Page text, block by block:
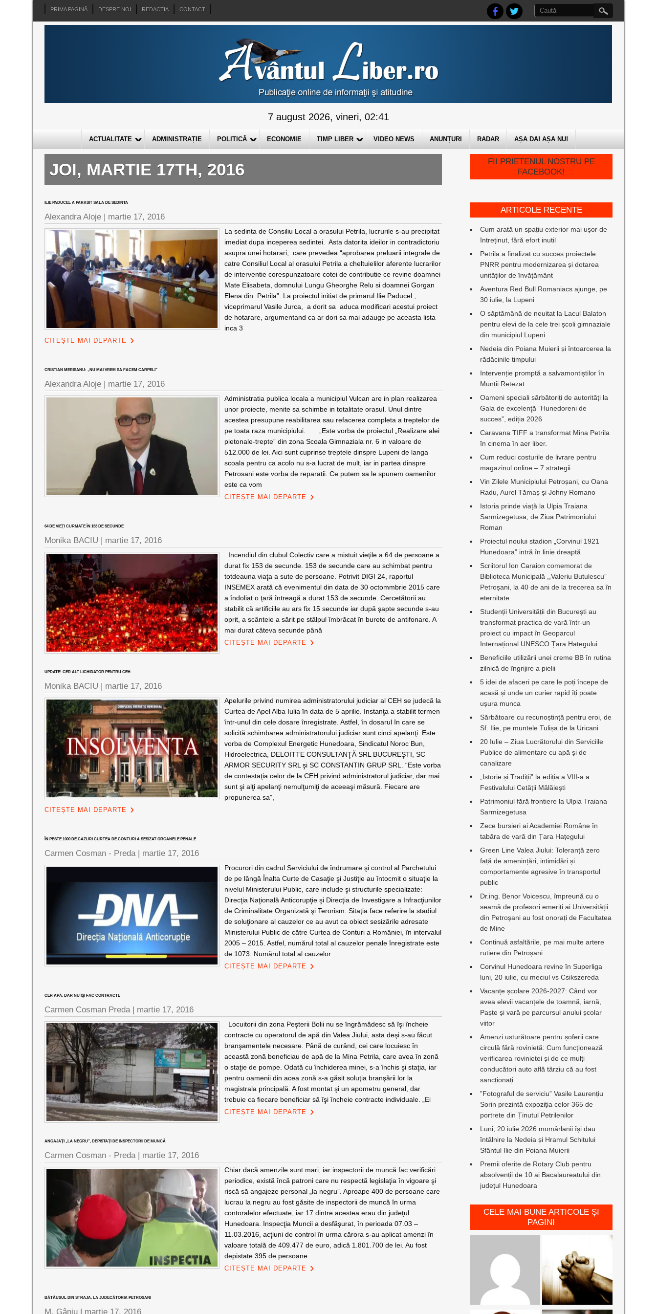
PRIMA PAGINĂ DESPRE NOI REDACTIA CONTACT
7 august 2026, vineri, 02:41
ACTUALITATE ADMINISTRAȚIE POLITICĂ ECONOMIE TIMP LIBER VIDEO NEWS ANUNȚURI RADAR AȘA DA! AȘA NU!
JOI, MARTIE 17TH, 2016
ILIE PADUCEL A PARASIT SALA DE SEDINTA
Alexandra Aloje | martie 17, 2016
La sedinta de Consiliu Local a orasului Petrila, lucrurile s-au precipitat
imediat dupa inceperea sedintei. Asta datorita ideilor in contradictoriu
asupra unei hotarari, care prevedea “aprobarea preluarii integrale de
catre Consiliul Local al orasului Petrila a cheltuielilor aferente lucrarilor
de interventie corespunzatoare cotei de contributie ce revine doamnei
Mate Elisabeta, domnului Lungu Gheorghe Relu si doamnei Gorgan
Elena din Petrila”. La proiectul initiat de primarul Ilie Paducel ,
viceprimarul Vasile Jurca, a dorit sa aduca modificari acestui proiect
de hotarare, argumentand ca ar dori sa mai adauge pe aceasta lista
inca 3
CITEȘTE MAI DEPARTE
CRISTIAN MERISANU: „NU MAI VREM SA FACEM CARPELI”
Alexandra Aloje | martie 17, 2016
Administratia publica locala a municipiul Vulcan are in plan realizarea
unor proiecte, menite sa schimbe in totalitate orasul. Unul dintre
acestea presupune reabilitarea sau refacerea completa a treptelor de
pe toata raza municipiului. „Este vorba de proiectul „Realizare alei
pietonale-trepte” din zona Scoala Gimnaziala nr. 6 in valoare de
512.000 de lei. Aici sunt cuprinse treptele dinspre Lupeni de langa
scoala pentru ca acolo nu s-a lucrat de mult, iar in partea dinspre
Petrosani este vorba de reparatii. Ce putem sa le spunem oamenilor
este ca vom
CITEȘTE MAI DEPARTE
64 DE VIEŢI CURMATE ÎN 153 DE SECUNDE
Monika BACIU | martie 17, 2016
Incendiul din clubul Colectiv care a mistuit vieţile a 64 de persoane a
durat fix 153 de secunde. 153 de secunde care au schimbat pentru
totdeauna viaţa a sute de persoane. Potrivit DIGI 24, raportul
INSEMEX arată că evenimentul din data de 30 octommbrie 2015 care
a îndoliat o ţară întreagă a durat 153 de secunde. Cercetătorii au
stabilit că artificiile au ars fix 15 secunde iar după şapte secunde s-au
oprit, a scânteie a sărit pe stâlpul îmbrăcat în burete de antifonare. A
mai durat câteva secunde până
CITEȘTE MAI DEPARTE
UPDATE! CER ALT LICHIDATOR PENTRU CEH
Monika BACIU | martie 17, 2016
Apelurile privind numirea administratorului judiciar al CEH se judecă la
Curtea de Apel Alba Iulia în data de 5 aprilie. Instanţa a stabilit termen
într-unul din cele dosare înregistrate. Astfel, în dosarul în care se
solicită schimbarea administratorului judiciar sunt cinci apelanţi. Este
vorba de Complexul Energetic Hunedoara, Sindicatul Noroc Bun,
Hidroelectrica, DELOITTE CONSULTANŢĂ SRL BUCUREŞTI, SC
ARMOR SECURITY SRL şi SC CONSTANTIN GRUP SRL. “Este vorba
de contestaţia celor de la CEH privind administratorul judiciar, dar mai
sunt şi alţi apelanţi nemulţumiţi de aceeaşi măsură. Fiecare are
propunerea sa”,
CITEȘTE MAI DEPARTE
ÎN PESTE 1000 DE CAZURI CURTEA DE CONTURI A SESIZAT ORGANELE PENALE
Carmen Cosman - Preda | martie 17, 2016
Procurori din cadrul Serviciului de îndrumare şi control al Parchetului
de pe lângă Înalta Curte de Casaţie şi Justiţie au întocmit o situaţie la
nivelul Ministerului Public, care include şi structurile specializate:
Direcţia Naţională Anticorupţie şi Direcţia de Investigare a Infracţiunilor
de Criminalitate Organizată şi Terorism. Sitaţia face referire la stadiul
de soluţionare al cauzelor ce au avut ca obiect sesizările adresate
Ministerului Public de către Curtea de Conturi a României, în intervalul
2005 – 2015. Astfel, numărul total al cauzelor penale înregistrate este
de 1073. Numărul total al cauzelor
CITEȘTE MAI DEPARTE
CER APĂ, DAR NU ÎŞI FAC CONTRACTE
Carmen Cosman Preda | martie 17, 2016
Locuitorii din zona Peşterii Bolii nu se îngrămădesc să îşi încheie
contracte cu operatorul de apă din Valea Jiului, asta deşi s-au făcut
branşamentele necesare. Până de curând, cei care locuiesc în
această zonă beneficiau de apă de la Mina Petrila, care avea în zonă
o staţie de pompe. Odată cu închiderea minei, s-a închis şi staţia, iar
pentru oamenii din acea zonă s-a găsit soluţia branşării lor la
magistrala principală. A fost montat şi un apometru general, dar
trebuie ca fiecare beneficiar să îşi încheie contracte individuale. „Ei
CITEȘTE MAI DEPARTE
ANGAJAŢI „LA NEGRU”, DEPISTAŢI DE INSPECTORII DE MUNCĂ
Carmen Cosman - Preda | martie 17, 2016
Chiar dacă amenzile sunt mari, iar inspectorii de muncă fac verificări
periodice, există încă patroni care nu respectă legislaţia în vigoare şi
riscă să angajeze personal „la negru”. Aproape 400 de persoane care
lucrau la negru au fost găsite de inspectorii de muncă în urma
contoralelor efectuate, iar 17 dintre acestea erau din judeţul
Hunedoara. Inspecţia Muncii a desfăşurat, în perioada 07.03 –
11.03.2016, acţiuni de control în urma cărora s-au aplicat amenzi în
valoare totală de 409.477 de euro, adică 1.801.700 de lei. Au fost
depistate 395 de persoane
CITEȘTE MAI DEPARTE
BĂTĂUȘUL DIN STRAJA, LA JUDECĂTORIA PETROȘANI
M. Gânju | martie 17, 2016
FII PRIETENUL NOSTRU PE
FACEBOOK!
ARTICOLE RECENTE
Cum arată un spațiu exterior mai ușor de
întreținut, fără efort inutil
Petrila a finalizat cu succes proiectele
PNRR pentru modernizarea și dotarea
unităților de învățământ
Aventura Red Bull Romaniacs ajunge, pe
30 iulie, la Lupeni
O săptămână de neuitat la Lacul Balaton
pentru elevi de la cele trei școli gimnaziale
din municipiul Lupeni
Nedeia din Poiana Muierii și întoarcerea la
rădăcinile timpului
Intervenție promptă a salvamontiștilor în
Munții Retezat
Oameni speciali sărbătoriți de autorități la
Gala de excelenţă ”Hunedoreni de
succes”, ediția 2026
Caravana TIFF a transformat Mina Petrila
în cinema în aer liber.
Cum reduci costurile de livrare pentru
magazinul online – 7 strategii
Vin Zilele Municipiului Petroșani, cu Oana
Radu, Aurel Tămaș și Johny Romano
Istoria prinde viață la Ulpia Traiana
Sarmizegetusa, de Ziua Patrimoniului
Roman
Proiectul noului stadion „Corvinul 1921
Hunedoara” intră în linie dreaptă
Scriitorul Ion Caraion comemorat de
Biblioteca Municipală ,,Valeriu Butulescu”
Petroșani, la 40 de ani de la trecerea sa în
eternitate
Studenții Universității din București au
transformat practica de vară într-un
proiect cu impact în Geoparcul
Internațional UNESCO Țara Hațegului
Beneficiile utilizării unei creme BB în rutina
zilnică de îngrijire a pielii
5 idei de afaceri pe care le poți începe de
acasă și unde un curier rapid îți poate
ușura munca
Sărbătoare cu recunoștință pentru eroi, de
Sf. Ilie, pe muntele Tulișa de la Uricani
20 Iulie – Ziua Lucrătorului din Serviciile
Publice de alimentare cu apă și de
canalizare
„Istorie și Tradiții” la ediția a VIII-a a
Festivalului Cetății Mălăiești
Patrimoniul fără frontiere la Ulpia Traiana
Sarmizegetusa
Zece bursieri ai Academiei Române în
tabăra de vară din Țara Hațegului
Green Line Valea Jiului: Toleranță zero
față de amenințări, intimidări și
comportamente agresive în transportul
public
Dr.ing. Benor Voicescu, împreună cu o
seamă de profesori emeriți ai Universității
din Petroșani au fost onorați de Facultatea
de Mine
Continuă asfaltările, pe mai multe artere
rutiere din Petroșani
Corvinul Hunedoara revine în Superliga
luni, 20 iulie, cu meciul vs Csikszereda
Vacanțe școlare 2026-2027: Când vor
avea elevii vacanțele de toamnă, iarnă,
Paște și vară pe parcursul anului școlar
viitor
Amenzi usturătoare pentru șoferii care
circulă fără rovinietă: Cum funcționează
verificarea rovinietei și de ce mulți
conducători auto află târziu că au fost
sancționați
”Fotograful de serviciu” Vasile Laurențiu
Sorin prezintă expoziția celor 365 de
portrete din Ținutul Petrilenilor
Luni, 20 iulie 2026 momârlanii își dau
întâlnire la Nedeia și Hramul Schitului
Sfântul Ilie din Poiana Muierii
Premii oferite de Rotary Club pentru
absolvenții de 10 ai Bacalaureatului din
județul Hunedoara
CELE MAI BUNE ARTICOLE ȘI
PAGINI